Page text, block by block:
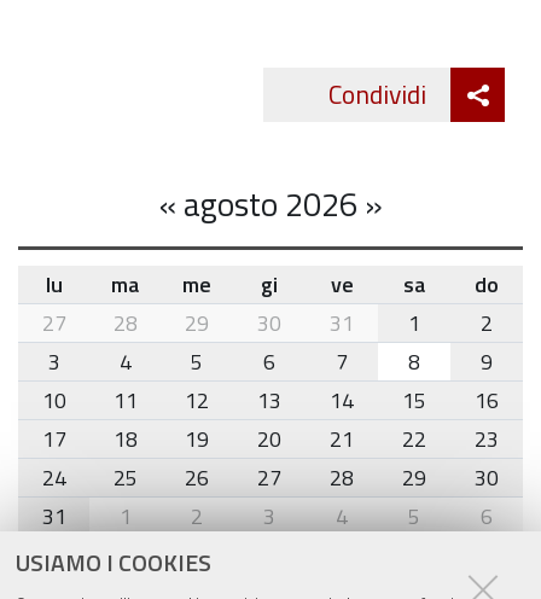
USIAMO I COOKIES
Condividi
«agosto 2026 »
month-
8
lu ma me gi ve sa
do
27
28 29 30 31 1
2
3
4 5 6 7 8
9
10
11 12 13 14 15
16
17
18 19 20 21 22
23
24
25 26 27 28 29
30
31
1 2 3 4 5 6
Agenda eventi